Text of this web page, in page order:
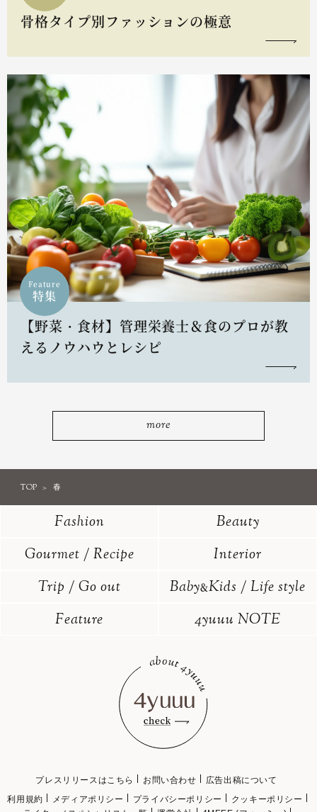
骨格タイプ別ファッションの極意
Feature
特集
【野菜・食材】管理栄養士＆食のプロが教
えるノウハウとレシピ
more
TOP 春
Fashion
Beauty
Gourmet / Recipe
Interior
Trip / Go out
Baby&Kids / Life style
Feature
4yuuu NOTE
プレスリリースはこちら お問い合わせ
広告出稿について
利用規約
メディアポリシー プライバシーポリシー
クッキーポリシー